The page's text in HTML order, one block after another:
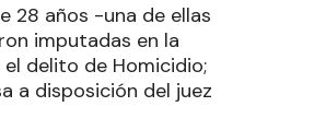
28 años -una de ellas
imputadas en la
delito de Homicidio;
a disposición del juez